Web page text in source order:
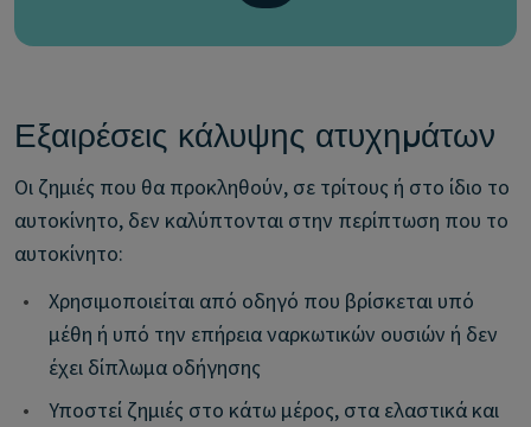
Εξαιρέσεις κάλυψης ατυχημάτων
Οι ζημιές που θα προκληθούν, σε τρίτους ή στο ίδιο το
αυτοκίνητο, δεν καλύπτονται στην περίπτωση που το
αυτοκίνητο:
•
Χρησιμοποιείται από οδηγό που βρίσκεται υπό
μέθη ή υπό την επήρεια ναρκωτικών ουσιών ή δεν
έχει δίπλωμα οδήγησης
•
Υποστεί ζημιές στο κάτω μέρος, στα ελαστικά και